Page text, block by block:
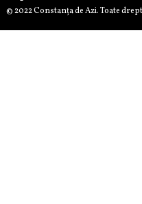
© 2022 Constanţa de Azi. Toate